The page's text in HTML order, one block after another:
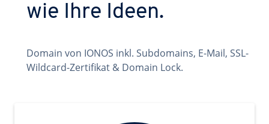
wie Ihre Ideen.
Domain von IONOS inkl. Subdomains, E-Mail, SSL-
Wildcard-Zertifikat & Domain Lock.